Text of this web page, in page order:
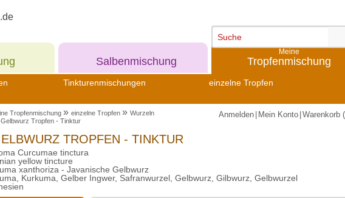
Salbenmischung
Meine
Tropfenmischung
Tinkturenmischungen einzelne Tropfen
Tropfenmischung » einzelne Tropfen » Wurzeln
Tropfen - Tinktur
Warenkorb
Mein Konto
Anmelden
TROPFEN - TINKTUR
Curcumae tinctura
yellow tincture
xanthoriza - Javanische Gelbwurz
Kurkuma, Gelber Ingwer, Safranwurzel, Gelbwurz, Gilbwurz, Gelbwurzel